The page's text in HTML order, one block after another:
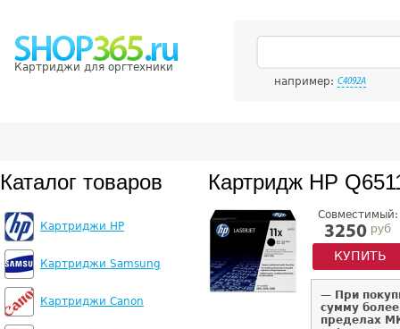
Картриджи для оргтехники
например: C4092A
Каталог товаров
Картриджи HP
Картриджи Samsung
Картриджи Canon
Картридж HP
Совместимый:
3250 руб
КУПИТЬ
— При
сумму
пределах